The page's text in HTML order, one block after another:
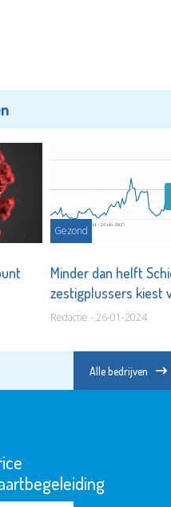
Gezond
Minder dan helft
zestigplussers kiest
Redactie - 26-01-2024
Alle bedrijven